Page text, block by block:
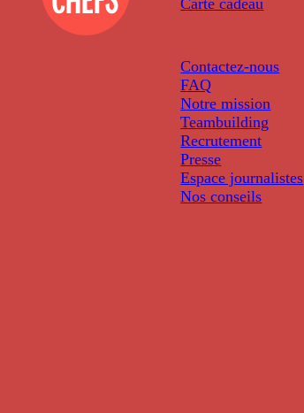
Contactez-nous
FAQ
Notre mission
Teambuilding
Recrutement
Presse
Espace journalistes
Nos conseils